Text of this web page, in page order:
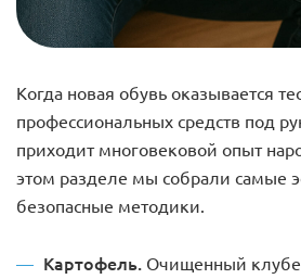
Когда новая обувь оказывается
профессиональных средств под
приходит многовековой опыт
этом разделе мы собрали самые
безопасные методики.
Картофель. Очищенный